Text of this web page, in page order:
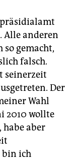
Alle anderen
so gemacht,
falsch.
seinerzeit
Der
Wahl
2010 wollte
aber
bin ich